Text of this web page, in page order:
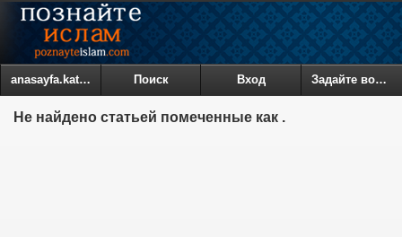
anasayfa.kategoriler Поиск Вход Задайте вопрос
Не найдено статьей помеченные как .